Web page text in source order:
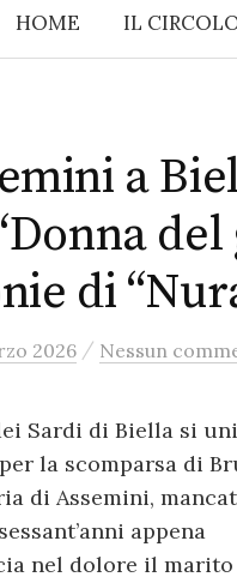
HOME IL
a
di
2026 / Nessun
Sardi di Biella si
la scomparsa di
di Assemini,
appena
nel dolore il marito